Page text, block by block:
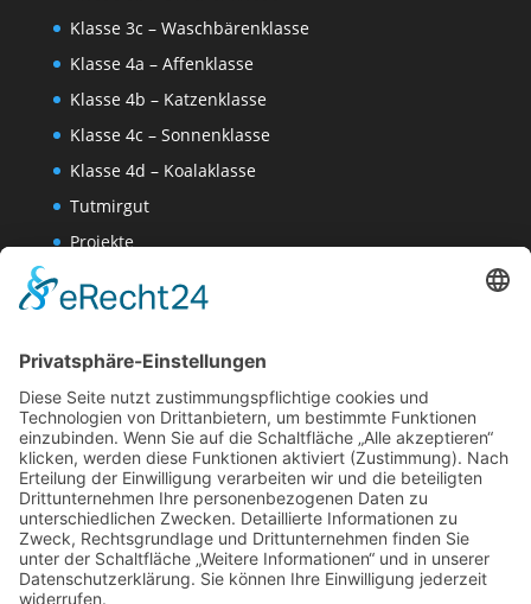
Klasse 3c – Waschbärenklasse
Klasse 4a – Affenklasse
Klasse 4b – Katzenklasse
Klasse 4c – Sonnenklasse
Klasse 4d – Koalaklasse
Tutmirgut
Projekte
Wissenschaften-AG
Datenschutzerklärung
Website Administration